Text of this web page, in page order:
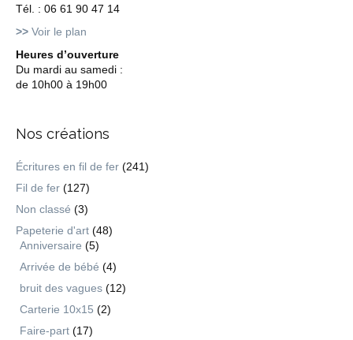
Tél. : 06 61 90 47 14
>> Voir le plan
Heures d’ouverture
Du mardi au samedi :
de 10h00 à 19h00
Nos créations
Écritures en fil de fer (241)
Fil de fer (127)
Non classé (3)
Papeterie d'art (48)
Anniversaire (5)
Arrivée de bébé (4)
bruit des vagues (12)
Carterie 10x15 (2)
Faire-part (17)